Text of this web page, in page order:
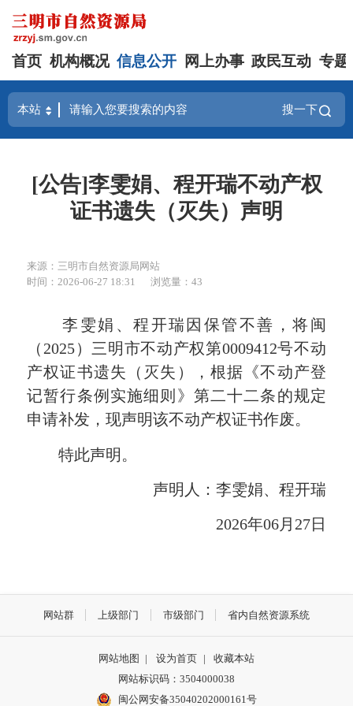
首页 机构概况 信息公开 网上办事 政民互动 专题
搜一下
[公告]李雯娟、程开瑞不动产权
证书遗失（灭失）声明
来源：三明市自然资源局网站
时间：2026-06-27 18:31
浏览量：43
李雯娟、程开瑞因保管不善，将闽
（2025）三明市不动产权第0009412号不动
产权证书遗失（灭失），根据《不动产登
记暂行条例实施细则》第二十二条的规定
申请补发，现声明该不动产权证书作废。
特此声明。
声明人：李雯娟、程开瑞
2026年06月27日
网站群 上级部门 市级部门 省内自然资源系统
网站地图 | 设为首页 |
收藏本站
网站标识码：3504000038
闽公网安备35040202000161号